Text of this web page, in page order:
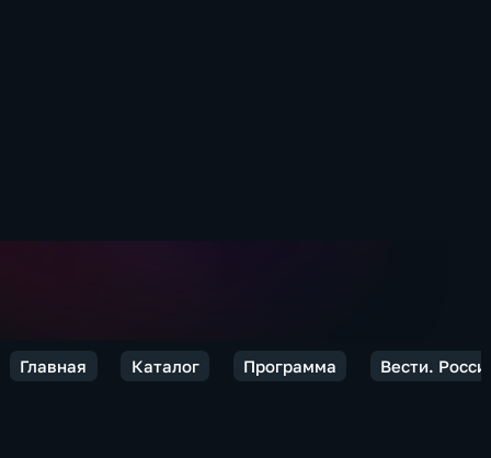
Главная Каталог Программа Вести.